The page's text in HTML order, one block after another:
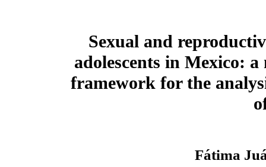
Sexual and
adolescents in Mexico: a
framework for the
Fátima